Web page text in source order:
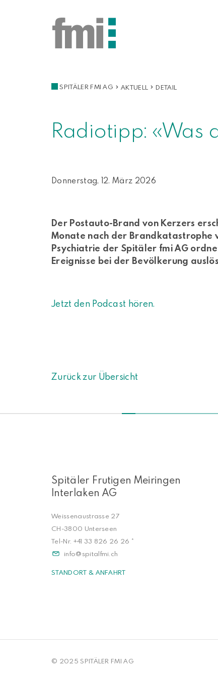
SPITÄLER FMI AG AKTUELL DETAIL
Radiotipp: «Was
Donnerstag, 12. März 2026
Der Postauto-Brand von Kerzers
Monate nach der Brandkatastrophe
Psychiatrie der Spitäler fmi AG
Ereignisse bei der Bevölkerung
Jetzt den Podcast hören.
Zurück zur Übersicht
Spitäler Frutigen Meiringen
Interlaken AG
Weissenaustrasse 27
CH-3800 Unterseen
Tel-Nr. +41 33 826 26 26 *
info
spitalfmi.ch
STANDORT & ANFAHRT
© 2025 SPITÄLER FMI AG